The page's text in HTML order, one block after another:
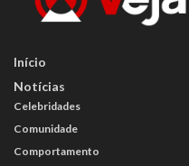
Início
Notícias
Celebridades
Comunidade
Comportamento